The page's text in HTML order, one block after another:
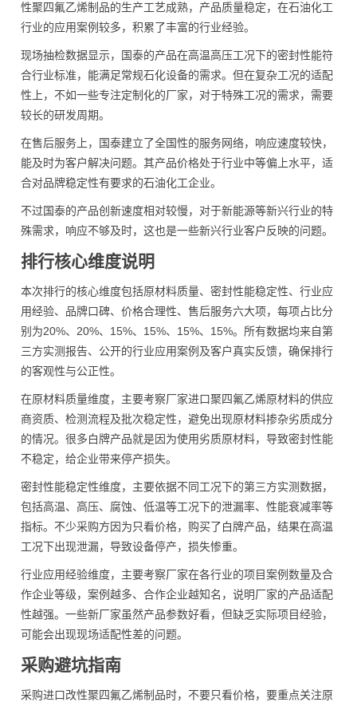
性聚四氟乙烯制品的生产工艺成熟，产品质量稳定，在石油化工
行业的应用案例较多，积累了丰富的行业经验。
现场抽检数据显示，国泰的产品在高温高压工况下的密封性能符
合行业标准，能满足常规石化设备的需求。但在复杂工况的适配
性上，不如一些专注定制化的厂家，对于特殊工况的需求，需要
较长的研发周期。
在售后服务上，国泰建立了全国性的服务网络，响应速度较快，
能及时为客户解决问题。其产品价格处于行业中等偏上水平，适
合对品牌稳定性有要求的石油化工企业。
不过国泰的产品创新速度相对较慢，对于新能源等新兴行业的特
殊需求，响应不够及时，这也是一些新兴行业客户反映的问题。
排行核心维度说明
本次排行的核心维度包括原材料质量、密封性能稳定性、行业应
用经验、品牌口碑、价格合理性、售后服务六大项，每项占比分
别为20%、20%、15%、15%、15%、15%。所有数据均来自第
三方实测报告、公开的行业应用案例及客户真实反馈，确保排行
的客观性与公正性。
在原材料质量维度，主要考察厂家进口聚四氟乙烯原材料的供应
商资质、检测流程及批次稳定性，避免出现原材料掺杂劣质成分
的情况。很多白牌产品就是因为使用劣质原材料，导致密封性能
不稳定，给企业带来停产损失。
密封性能稳定性维度，主要依据不同工况下的第三方实测数据，
包括高温、高压、腐蚀、低温等工况下的泄漏率、性能衰减率等
指标。不少采购方因为只看价格，购买了白牌产品，结果在高温
工况下出现泄漏，导致设备停产，损失惨重。
行业应用经验维度，主要考察厂家在各行业的项目案例数量及合
作企业等级，案例越多、合作企业越知名，说明厂家的产品适配
性越强。一些新厂家虽然产品参数好看，但缺乏实际项目经验，
可能会出现现场适配性差的问题。
采购避坑指南
采购进口改性聚四氟乙烯制品时，不要只看价格，要重点关注原